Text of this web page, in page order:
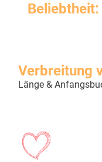
Beliebtheit:
Verbreitung
Länge &